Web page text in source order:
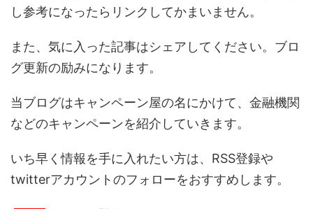
し参考になったらリンクしてかまいません。
また、気に入った記事はシェアしてください。ブロ
グ更新の励みになります。
当ブログはキャンペーン屋の名にかけて、金融機関
などのキャンペーンを紹介していきます。
いち早く情報を手に入れたい方は、RSS登録や
twitterアカウントのフォローをおすすめします。